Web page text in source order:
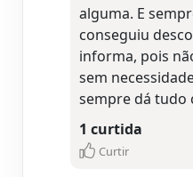
alguma. E
conseguiu
informa, pois
sem
sempre dá tudo
1 curtida
Curtir